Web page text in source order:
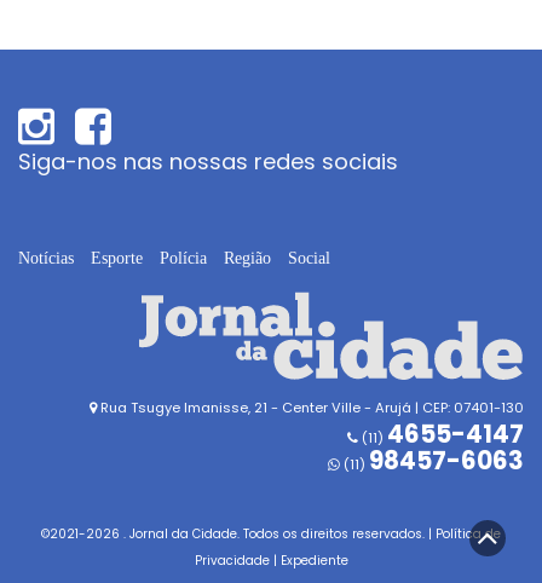
Siga-nos nas nossas redes sociais
Notícias Esporte Polícia Região Social
Rua Tsugye Imanisse, 21 - Center Ville - Arujá | CEP: 07401-130
(11) 4655-4147
(11) 98457-6063
©2021-2026 . Jornal da Cidade. Todos os direitos reservados. | Política de
Privacidade| Expediente